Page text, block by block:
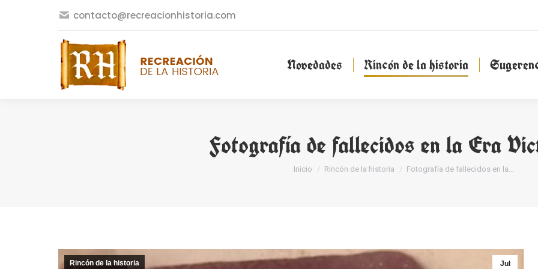
contacto@recreacionhistoria.com
Novedades Rincón de la historia
Fotografía de fallecidos en la Era
Estás aquí:
Inicio Rincón de la historia Fotografía de fallecidos en la…
Jul
Rincón de la historia
Novedades Rincón de la historia